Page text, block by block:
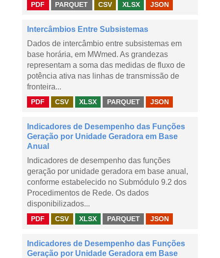
PDF PARQUET CSV XLSX JSON
Intercâmbios Entre Subsistemas
Dados de intercâmbio entre subsistemas em
base horária, em MWmed. As grandezas
representam a soma das medidas de fluxo de
potência ativa nas linhas de transmissão de
fronteira...
PDF CSV XLSX PARQUET JSON
Indicadores de Desempenho das Funções
Geração por Unidade Geradora em Base
Anual
Indicadores de desempenho das funções
geração por unidade geradora em base anual,
conforme estabelecido no Submódulo 9.2 dos
Procedimentos de Rede. Os dados
disponibilizados...
PDF CSV XLSX PARQUET JSON
Indicadores de Desempenho das Funções
Geração por Unidade Geradora em Base